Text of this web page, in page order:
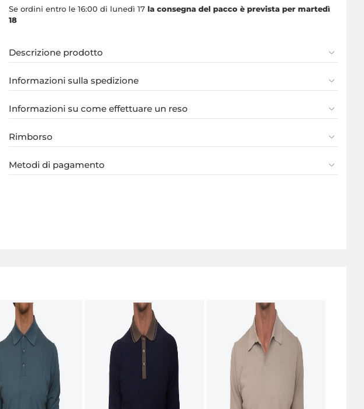
Se ordini entro le 16:00 di lunedì 17la consegna del pacco è prevista per martedì
18
Descrizione prodotto
Informazioni sulla spedizione
Informazioni su come effettuare un reso
Rimborso
Metodi di pagamento